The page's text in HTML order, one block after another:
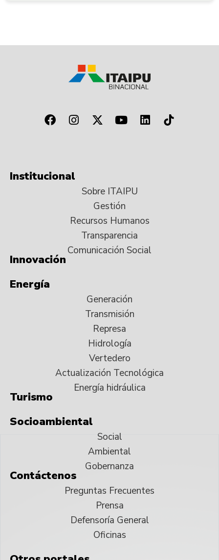
Institucional
Sobre ITAIPU
Gestión
Recursos Humanos
Transparencia
Comunicación Social
Innovación
Energía
Generación
Transmisión
Represa
Hidrología
Vertedero
Actualización Tecnológica
Energía hidráulica
Turismo
Socioambiental
Social
Ambiental
Gobernanza
Contáctenos
Preguntas Frecuentes
Prensa
Defensoría General
Oficinas